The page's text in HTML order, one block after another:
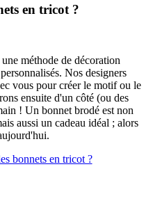
en tricot ?
méthode de décoration
Nos designers
vous pour créer le motif ou le
ensuite d'un côté (ou des
! Un bonnet brodé est non
aussi un cadeau idéal ; alors